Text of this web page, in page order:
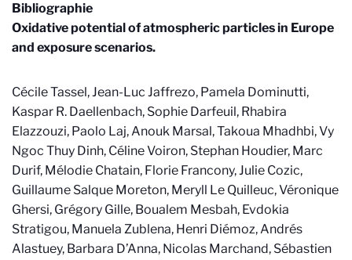
Bibliographie
Oxidative potential of atmospheric particles in Europe
and exposure scenarios.
Cécile Tassel, Jean-Luc Jaffrezo, Pamela Dominutti,
Kaspar R. Daellenbach, Sophie Darfeuil, Rhabira
Elazzouzi, Paolo Laj, Anouk Marsal, Takoua Mhadhbi, Vy
Ngoc Thuy Dinh, Céline Voiron, Stephan Houdier, Marc
Durif, Mélodie Chatain, Florie Francony, Julie Cozic,
Guillaume Salque Moreton, Meryll Le Quilleuc, Véronique
Ghersi, Grégory Gille, Boualem Mesbah, Evdokia
Stratigou, Manuela Zublena, Henri Diémoz, Andrés
Alastuey, Barbara D’Anna, Nicolas Marchand, Sébastien